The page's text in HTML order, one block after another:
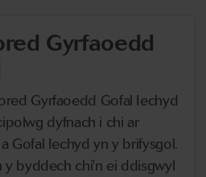
Gyrfaoedd
Gyrfaoedd Gofal Iechyd
dyfnach i chi ar
Gofal Iechyd yn y brifysgol.
y byddech chi'n ei ddisgwyl